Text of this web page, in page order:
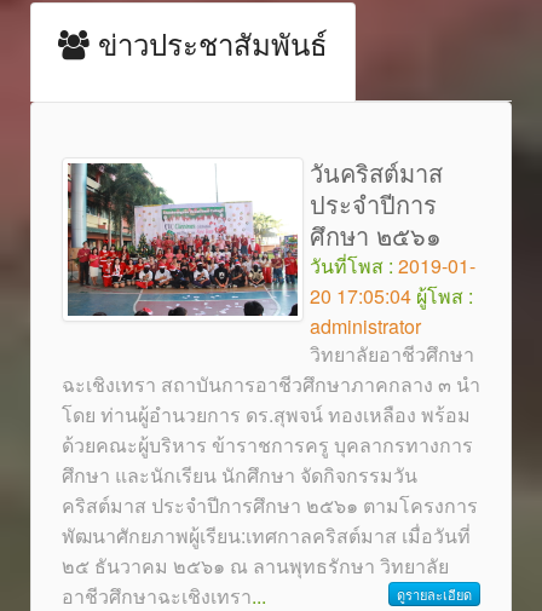
ข่าวประชาสัมพันธ์
วันคริสต์มาส
ประจำปีการ
ศึกษา ๒๕๖๑
วันที่โพส : 2019-01-
20 17:05:04 ผู้โพส :
administrator
วิทยาลัยอาชีวศึกษา
ฉะเชิงเทรา สถาบันการอาชีวศึกษาภาคกลาง ๓ นำ
โดย ท่านผู้อำนวยการ ดร.สุพจน์ ทองเหลือง พร้อม
ด้วยคณะผู้บริหาร ข้าราชการครู บุคลากรทางการ
ศึกษา และนักเรียน นักศึกษา จัดกิจกรรมวัน
คริสต์มาส ประจำปีการศึกษา ๒๕๖๑ ตามโครงการ
พัฒนาศักยภาพผู้เรียน:เทศกาลคริสต์มาส เมื่อวันที่
๒๕ ธันวาคม ๒๕๖๑ ณ ลานพุทธรักษา วิทยาลัย
อาชีวศึกษาฉะเชิงเทรา... ดูรายละเอียด